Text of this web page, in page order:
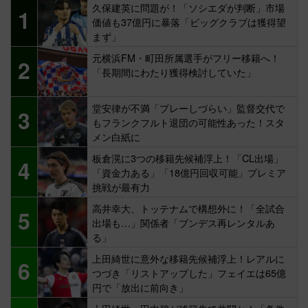
1
久保建英に問題が！「ソシエダが判断」市場
価値も37億円に暴落「ビッグクラブは獲得望
まず」
2
元横浜FM・町田所属選手がフリー移籍へ！
「長期間にわたり獲得検討していた」
3
堂安律が不満「プレーしづらい」監督交代で
もフランクフルト退団の可能性あった！スタ
メン白紙に
4
板倉滉に3つの移籍先候補浮上！「CL出場」
「資金力ある」「18億円回収可能」プレミア
挑戦が最有力
5
高井幸大、トッテナムで構想外に！「全試合
出場も…」関係者「ブンデス再レンタルあ
る」
6
上田綺世に意外な移籍先候補浮上！レアルに
つづき「リストアップした」フェイエは65億
円で「放出に前向き」